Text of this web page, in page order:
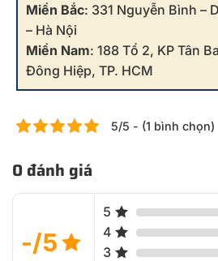
Miền Bắc: 331 Nguyễn Bình –
– Hà Nội
Miền Nam: 188 Tổ 2, KP Tân
Đông Hiệp, TP. HCM
5/5 - (1 bình chọn)
0 đánh giá
-/5
5
4
3